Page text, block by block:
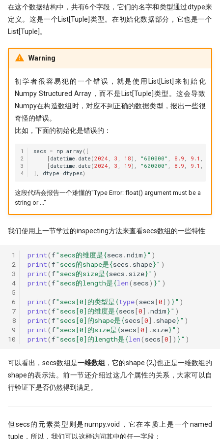
在这个数据结构中，共有6个字段，它们的名字和类型通过dtype来
定义。这是一个List[Tuple]类型。在初始化数据部分，它也是一个
List[Tuple]。
Warning
初学者很容易犯的一个错误，就是使用List[List]来初始化
Numpy Structured Array，而不是List[Tuple]类型。这会导致
Numpy在构造数组时，对应不到正确的数据类型，报出一些很
奇怪的错误。
比如，下面的初始化是错误的：
1
2
3
4
secs = np .array ([
[ datetime . date (2024 , 3 , 18), "600000" , 8.9 , 9.1 ,
[ datetime . date (2024 , 3 , 19), "600000" , 8.9 , 9.1 ,
],
dtype=dtypes)
这段代码会报告一个难懂的"Type Error: float() argument must be a
string or ..."
我们使用上一节学过的inspecting方法来查看secs数组的一些特性:
1
2
3
4
5
6
7
8
9
10
print(f"secs的维度是{secs .ndim}" )
print(f"secs的shape是{secs . shape}" )
print(f"secs的size是{secs . size}" )
print(f"secs的length是{len( secs) }" )
print(f"secs[0]的类型是{type( secs[0]) }" )
print(f"secs[0]的维度是{secs[0] .ndim}" )
print(f"secs[0]的shape是{secs[0] . shape}" )
print(f"secs[0]的size是{secs[0] . size}" )
print(f"secs[0]的length是{len( secs[0]) }" )
可以看出，secs数组是一维数组 ，它的shape (2,)也正是一维数组的
shape的表示法。前一节还介绍过这几个属性的关系，大家可以自
行验证下是否仍然得到满足。
但secs的元素类型则是numpy.void，它在本质上是一个named
tuple，所以，我们可以这样访问其中的任一字段：